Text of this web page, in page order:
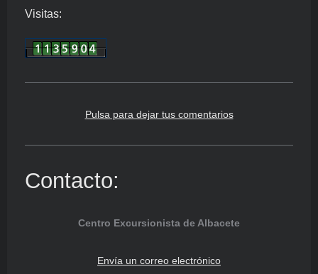
Visitas:
Pulsa para dejar tus comentarios
Contacto:
Centro Excursionista de Albacete
Envía un correo electrónico